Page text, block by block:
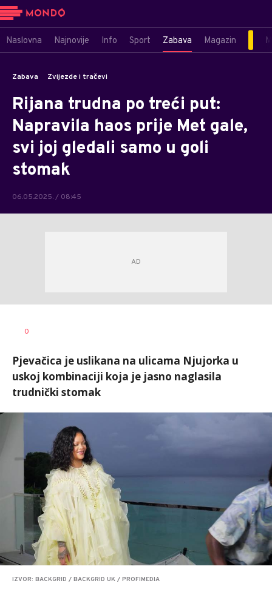
Naslovna Najnovije Info Sport Zabava Magazin
Zabava Zvijezde i tračevi
Rijana trudna po treći put:
Napravila haos prije Met gale,
svi joj gledali samo u goli
stomak
06.05.2025. / 08:45
0
Pjevačica je uslikana na ulicama Njujorka u
uskoj kombinaciji koja je jasno naglasila
trudnički stomak
IZVOR: BACKGRID / BACKGRID UK / PROFIMEDIA